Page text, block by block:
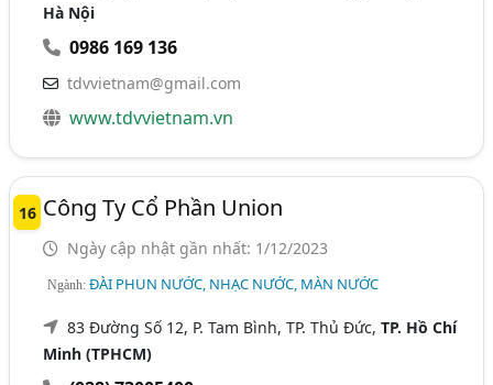
Hà Nội
0986 169 136
tdvvietnam@gmail.com
www.tdvvietnam.vn
16 Công Ty Cổ Phần Union
Ngày cập nhật gần nhất: 1/12/2023
Ngành:ĐÀI PHUN NƯỚC, NHẠC NƯỚC, MÀN NƯỚC
83 Đường Số 12, P. Tam Bình, TP. Thủ Đức,TP. Hồ Chí
Minh (TPHCM)